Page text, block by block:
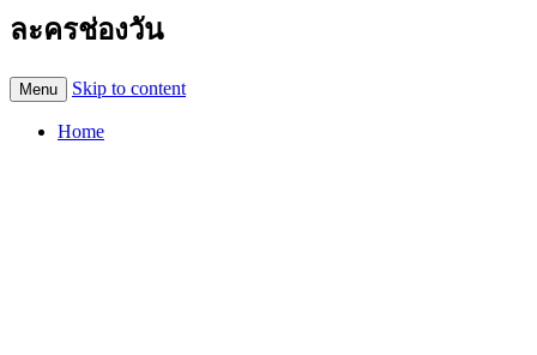
ละครช่องวัน
Menu Skip to content
Home